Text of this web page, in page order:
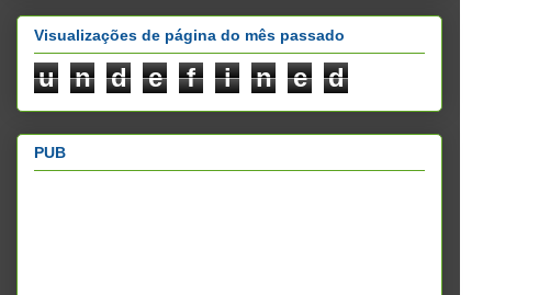
Visualizações de página do mês passado
u n d e f i n e d
PUB